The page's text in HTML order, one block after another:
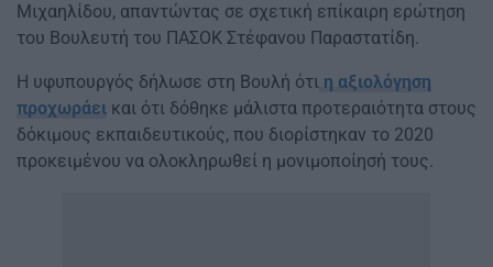
Μιχαηλίδου, απαντώντας σε σχετική επίκαιρη ερώτηση
του Βουλευτή του ΠΑΣΟΚ Στέφανου Παραστατίδη.
Η υφυπουργός δήλωσε στη Βουλή ότι η αξιολόγηση
προχωράει και ότι δόθηκε μάλιστα προτεραιότητα στους
δόκιμους εκπαιδευτικούς, που διορίστηκαν το 2020
προκειμένου να ολοκληρωθεί η μονιμοποίησή τους.